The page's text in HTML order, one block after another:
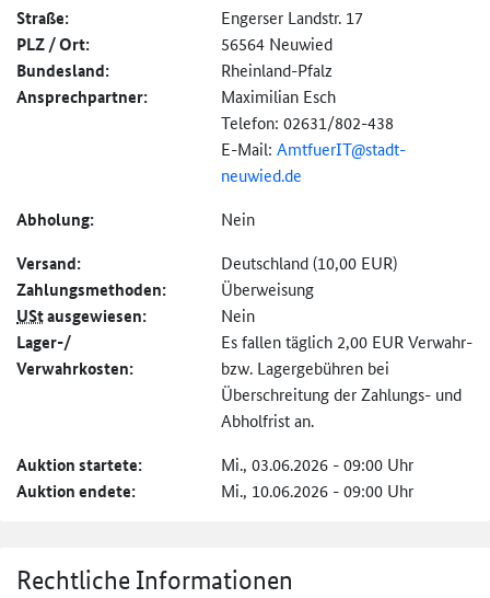
Straße: Engerser Landstr. 17
PLZ / Ort: 56564 Neuwied
Bundesland: Rheinland-Pfalz
Ansprechpartner:
Maximilian Esch
Telefon: 02631/802-438
E-Mail: AmtfuerIT@stadt-
neuwied.de
Abholung: Nein
Versand: Deutschland (10,00 EUR)
Zahlungs­methoden: Überweisung
UStausgewiesen: Nein
Lager-/
Verwahrkosten:
Es fallen täglich 2,00 EUR Verwahr-
bzw. Lagergebühren bei
Überschreitung der Zahlungs- und
Abholfrist an.
Auktion startete: Mi., 03.06.2026 - 09:00 Uhr
Auktion endete: Mi., 10.06.2026 - 09:00 Uhr
Rechtliche Informationen